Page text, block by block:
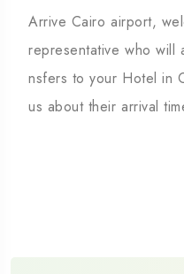
Arrive Cairo airport,
representative who will
nsfers to your Hotel in
us about their arrival